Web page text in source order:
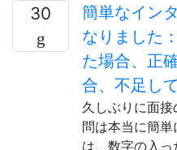
30
簡単なイン
なりました
た場合、正
合、不足し
久しぶりに面
問は本当に簡
は、数字の入っ